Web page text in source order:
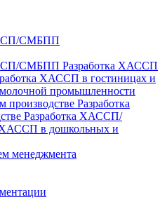
СМБПП
СМБПП Разработка ХАССП
ХАССП в гостиницах и
промышленности
производстве Разработка
Разработка ХАССП/
в дошкольных и
менеджмента